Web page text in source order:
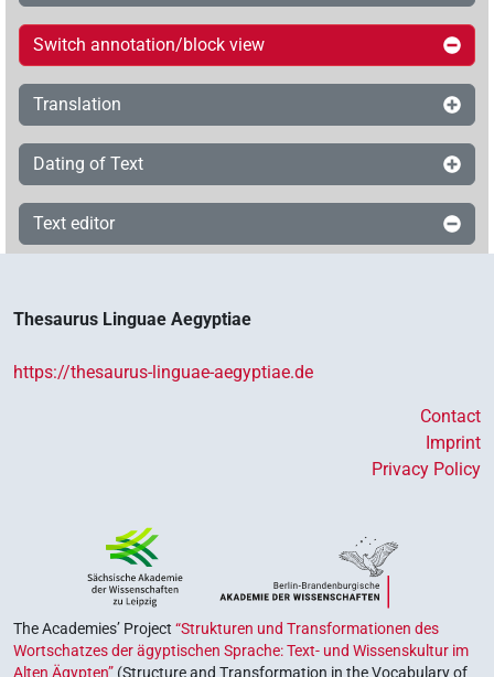
Switch annotation/block view
Translation
Dating of Text
Text editor
Thesaurus Linguae Aegyptiae
https://thesaurus-linguae-aegyptiae.de
Contact
Imprint
Privacy Policy
The Academies’ Project “Strukturen und Transformationen des
Wortschatzes der ägyptischen Sprache: Text- und Wissenskultur im
Alten Ägypten” (Structure and Transformation in the Vocabulary of